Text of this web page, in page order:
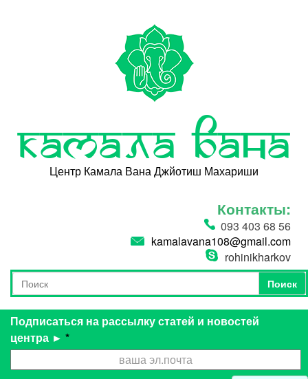
Камала Вана
Центр Камала Вана Джйотиш Махариши
Контакты:
093 403 68 56
kamalavana108@gmail.com
rohinikharkov
Форма поиска
Поиск
Поиск
Подписаться на рассылку статей и новостей
центра ► *